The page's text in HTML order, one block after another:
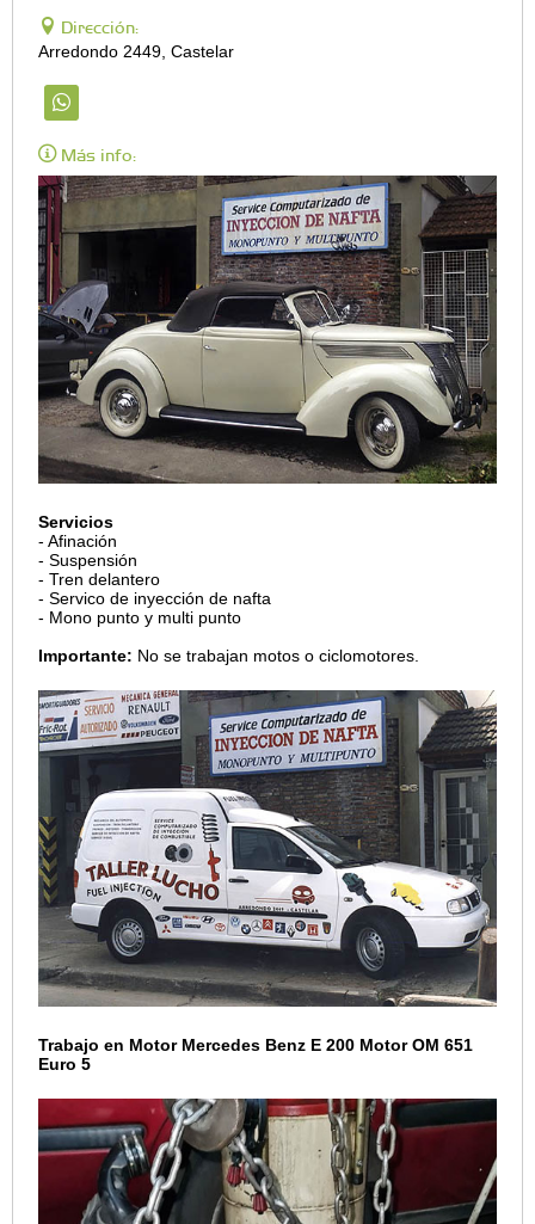
Dirección:
Arredondo 2449, Castelar
Más info:
Servicios
- Afinación
- Suspensión
- Tren delantero
- Servico de inyección de nafta
- Mono punto y multi punto
Importante: No se trabajan motos o ciclomotores.
Trabajo en Motor Mercedes Benz E 200 Motor OM 651
Euro 5